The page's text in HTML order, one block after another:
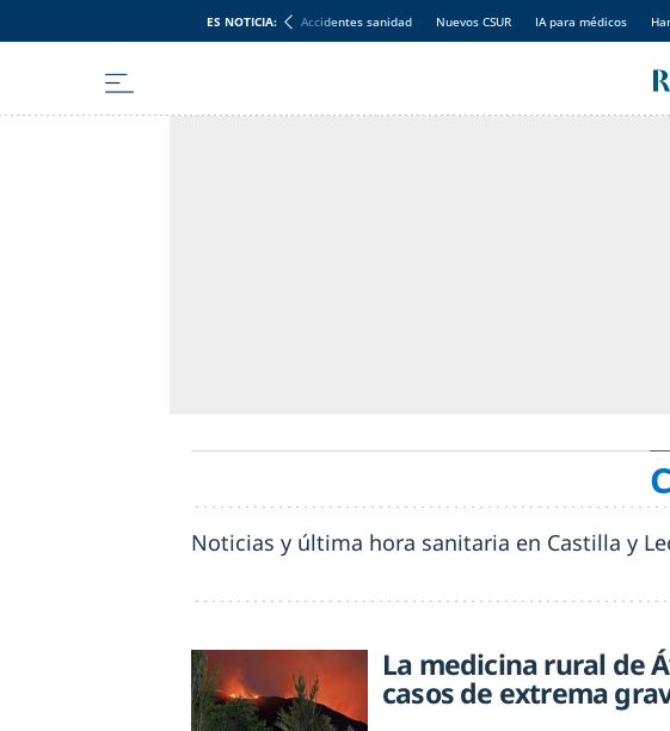
ES NOTICIA: Accidentes sanidad Nuevos CSUR IA para médicos
Noticias y última hora sanitaria en Castilla y
La medicina rural de
casos de extrema